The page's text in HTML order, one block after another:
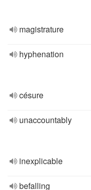
magistrature
hyphenation
césure
unaccountably
inexplicable
befalling